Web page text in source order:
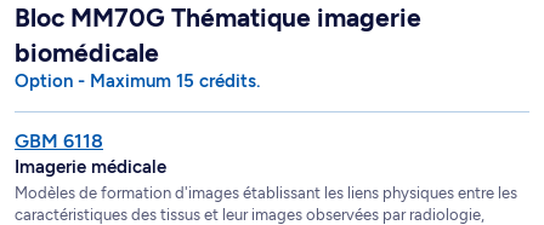
Bloc MM70G Thématique imagerie
biomédicale
Option - Maximum 15 crédits.
GBM 6118
Imagerie médicale
Modèles de formation d'images établissant les liens physiques entre les
caractéristiques des tissus et leur images observées par radiologie,